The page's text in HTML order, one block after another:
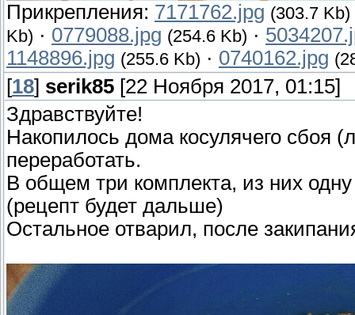
Прикрепления: 7171762.jpg (303.7 Kb)
Kb) · 0779088.jpg (254.6 Kb) ·
1148896.jpg (255.6 Kb) · 0740162.jpg
[18] serik85 [22 Ноября 2017, 01:15]
Здравствуйте!
Накопилось дома косулячего сбоя
переработать.
В общем три комплекта, из них
(рецепт будет дальше)
Остальное отварил, после